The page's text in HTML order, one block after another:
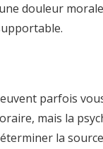
douleur
parfois
mais la
la